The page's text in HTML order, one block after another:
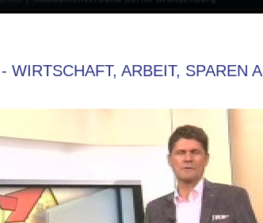
WIRTSCHAFT, ARBEIT, SPAREN